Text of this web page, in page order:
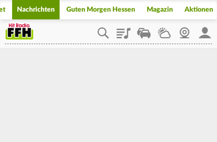
Nachrichten Guten Morgen Hessen Magazin Aktionen
PlaylistStaupilotWetterWebcam